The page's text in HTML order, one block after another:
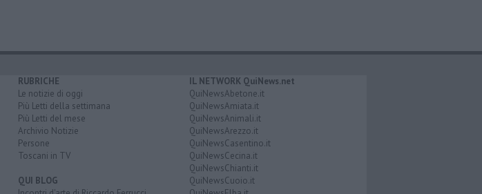
RUBRICHE
Le notizie di oggi
Più Letti della settimana
Più Letti del mese
Archivio Notizie
Persone
Toscani in TV
QUI BLOG
IL NETWORK QuiNews.net
QuiNewsAbetone.it
QuiNewsAmiata.it
QuiNewsAnimali.it
QuiNewsArezzo.it
QuiNewsCasentino.it
QuiNewsCecina.it
QuiNewsChianti.it
QuiNewsCuoio.it